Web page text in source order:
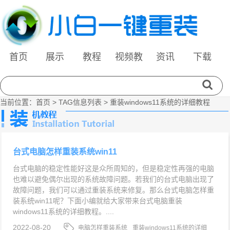
首页 展示 教程
视频教
资讯 下载
当前位置： 首页 > TAG信息列表 > 重装windows11系统的详细教程
台式电脑怎样重装系统win11
台式电脑的稳定性能好这是众所周知的，但是稳定性再强的电脑
也难以避免偶尔出现的系统故障问题。若我们的台式电脑出现了
故障问题，我们可以通过重装系统来修复。那么台式电脑怎样重
装系统win11呢？下面小编就给大家带来台式电脑重装
windows11系统的详细教程。....
2022-08-20
电脑怎样重装系统
重装windows11系统的详细